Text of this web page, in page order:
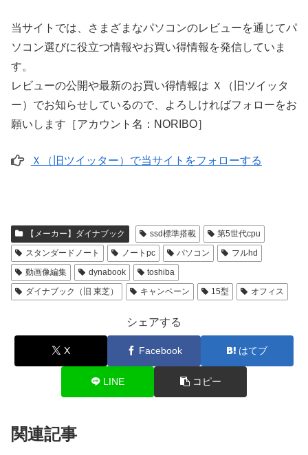
当サイトでは、さまざまなパソコンのレビューを通じてパ
ソコン選びに役立つ情報やお買い得情報を発信していま
す。
レビューの公開や最新のお買い得情報は Ｘ（旧ツイッタ
ー）でお知らせしているので、よろしければフォローをお
願いします［アカウント名：NORIBO］
Ｘ（旧ツイッター）で当サイトをフォローする
【メーカー】ダイナブック ssd標準搭載
第5世代cpu
スタンダードノート
ノートpc パソコン
フルhd
動画像編集
dynabook
toshiba
ダイナブック（旧 東芝）
キャンペーン 15型 オフィス
シェアする
X Facebook はてブ
LINE コピー
関連記事